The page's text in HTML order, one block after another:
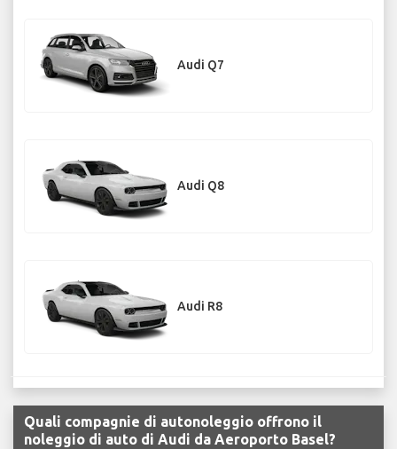
Audi Q7
Audi Q8
Audi R8
Quali compagnie di autonoleggio offrono il
noleggio di auto di Audi da Aeroporto Basel?